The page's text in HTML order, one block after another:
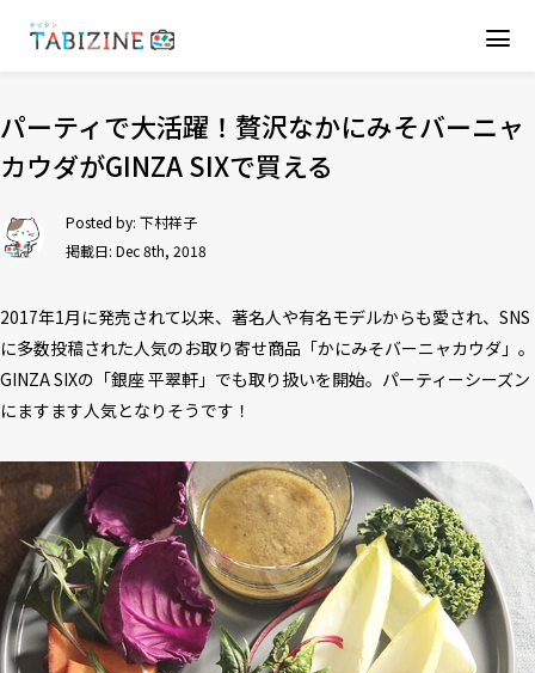
パーティで大活躍！贅沢なかにみそバーニャ
カウダがGINZA SIXで買える
Posted by: 下村祥子
掲載日: Dec 8th, 2018
2017年1月に発売されて以来、著名人や有名モデルからも愛され、SNS
に多数投稿された人気のお取り寄せ商品「かにみそバーニャカウダ」。
GINZA SIXの「銀座 平翠軒」でも取り扱いを開始。パーティーシーズン
にますます人気となりそうです！